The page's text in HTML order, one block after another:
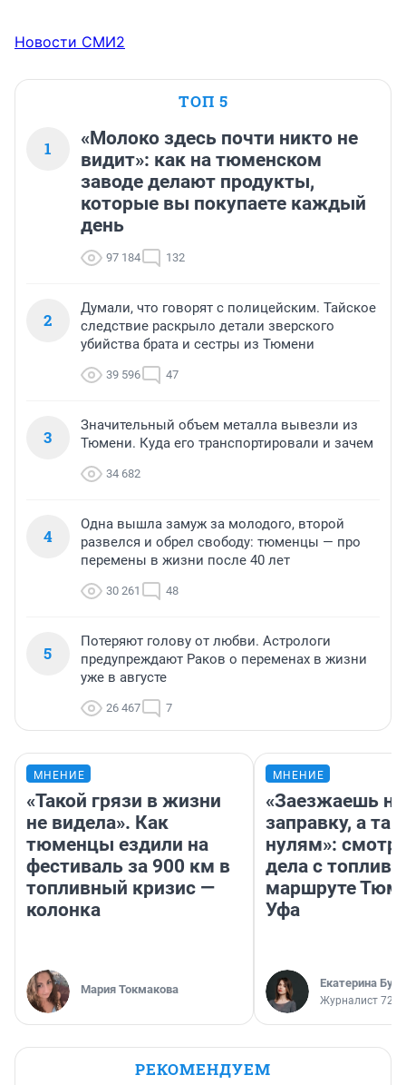
Новости СМИ2
ТОП 5
1
«Молоко здесь почти никто не
видит»: как на тюменском
заводе делают продукты,
которые вы покупаете каждый
день
97 184 132
2
Думали, что говорят с полицейским. Тайское
следствие раскрыло детали зверского
убийства брата и сестры из Тюмени
39 596 47
3
Значительный объем металла вывезли из
Тюмени. Куда его транспортировали и зачем
34 682
4
Одна вышла замуж за молодого, второй
развелся и обрел свободу: тюменцы — про
перемены в жизни после 40 лет
30 261 48
5
Потеряют голову от любви. Астрологи
предупреждают Раков о переменах в жизни
уже в августе
26 467 7
МНЕНИЕ
«Такой грязи в жизни
не видела». Как
тюменцы ездили на
фестиваль за 900 км в
топливный кризис —
колонка
Мария Токмакова
МНЕНИЕ
«Заезжаешь на
заправку, а
нулям»:
дела с
маршруте
Уфа
Екатерина
Журналист
РЕКОМЕНДУЕМ